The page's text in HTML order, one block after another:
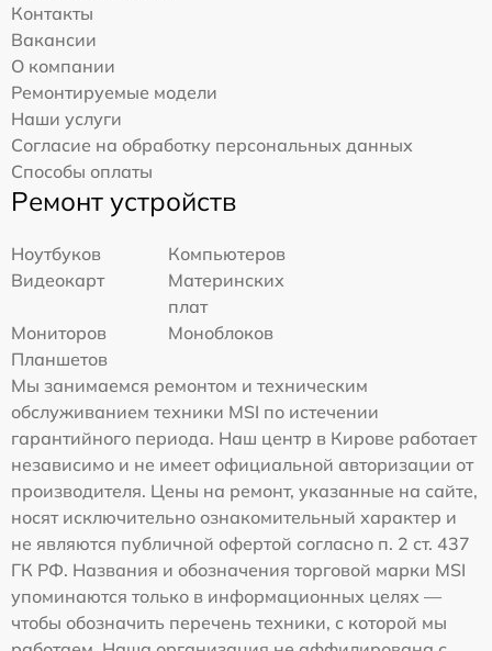
Контакты
Вакансии
О компании
Ремонтируемые модели
Наши услуги
Согласие на обработку персональных данных
Способы оплаты
Ремонт устройств
Ноутбуков
Компьютеров
Видеокарт
Материнских
плат
Мониторов
Моноблоков
Планшетов
Мы занимаемся ремонтом и техническим
обслуживанием техники MSI по истечении
гарантийного периода. Наш центр в Кирове работает
независимо и не имеет официальной авторизации от
производителя. Цены на ремонт, указанные на сайте,
носят исключительно ознакомительный характер и
не являются публичной офертой согласно п. 2 ст. 437
ГК РФ. Названия и обозначения торговой марки MSI
упоминаются только в информационных целях —
чтобы обозначить перечень техники, с которой мы